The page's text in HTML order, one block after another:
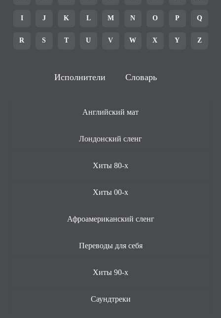
I J K L M N O P Q
R S T U V W X Y Z
Исполнители Словарь
Английский мат
Лондонский сленг
Хиты 80-х
Хиты 00-х
Афроамериканский сленг
Переводы для себя
Хиты 90-х
Саундтреки